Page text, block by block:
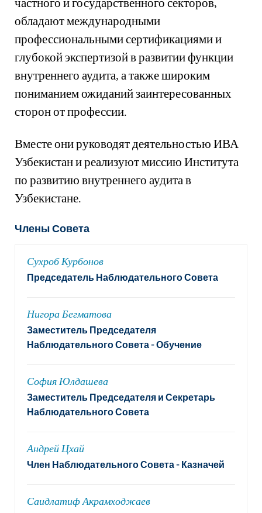
обладают международными
профессиональными сертификациями и
глубокой экспертизой в развитии функции
внутреннего аудита, а также широким
пониманием ожиданий заинтересованных
сторон от профессии.
Вместе они руководят деятельностью ИВА
Узбекистан и реализуют миссию Института
по развитию внутреннего аудита в
Узбекистане.
Члены Совета
Сухроб Курбонов
Председатель Наблюдательного Совета
Нигора Бегматова
Заместитель Председателя
Наблюдательного Совета - Обучение
София Юлдашева
Заместитель Председателя и Секретарь
Наблюдательного Совета
Андрей Цхай
Член Наблюдательного Совета - Казначей
Саидлатиф Акрамходжаев